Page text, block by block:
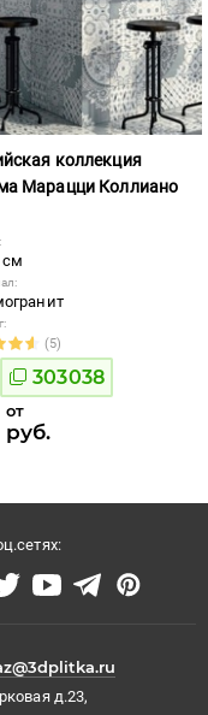
коллекция
Марацци Коллиано
см
(5)
303038
от
руб.
д.23,